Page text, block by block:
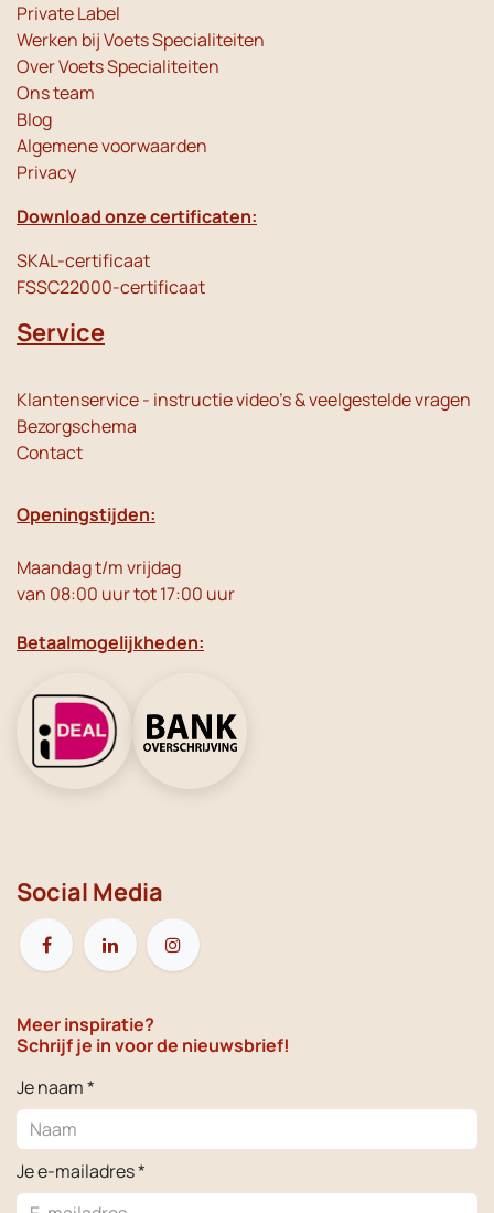
Private Label
Werken bij Voets Specialiteiten
Over Voets Specialiteiten
Ons team
Blog
Algemene voorwaarden
Privacy
Download onze certificaten:
SKAL-certificaat
FSSC22000-certificaat
Service
Klantenservice - instructie video's & veelgestelde vragen
Bezorgschema
Contact
Openingstijden:
Maandag t/m vrijdag
van 08:00 uur tot 17:00 uur
Betaalmogelijkheden:
Social Media
Meer inspiratie?
Schrijf je in voor de nieuwsbrief!
Je naam *
Je e-mailadres *